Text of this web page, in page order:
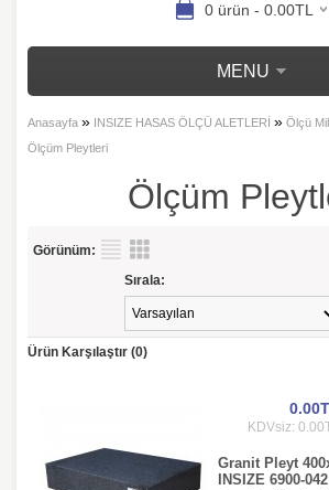
0 ürün - 0.00TL
MENU
Anasayfa » INSIZE HASAS ÖLÇÜ ALETLERİ » Ölçü
Ölçüm Pleytleri
Ölçüm
Görünüm:
Sırala:
Ürün Karşılaştır (0)
KDVsiz:
Granit Pleyt
INSIZE 6900-042